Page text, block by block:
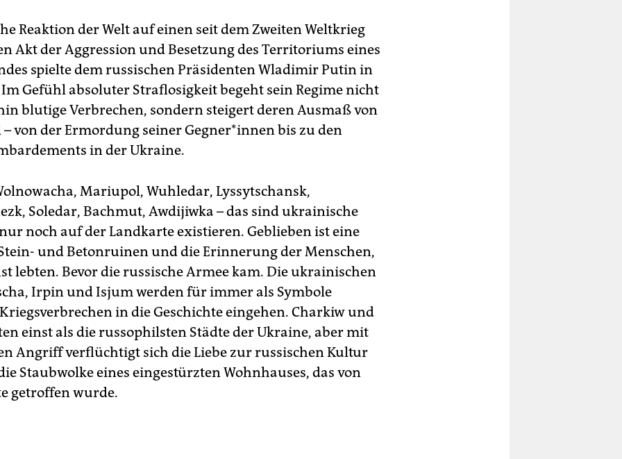
Reaktion der Welt auf einen seit dem Zweiten Weltkrieg
Akt der Aggression und Besetzung des Territoriums eines
spielte dem russischen Präsidenten Wladimir Putin in
Gefühl absoluter Straflosigkeit begeht sein Regime nicht
blutige Verbrechen, sondern steigert deren Ausmaß von
von der Ermordung seiner Geg­ne­r*in­nen bis zu den
in der Ukraine.
Mariupol, Wuhledar, Lyssytschansk,
Soledar, Bachmut, Awdijiwka – das sind ukrainische
noch auf der Landkarte existieren. Geblieben ist eine
und Betonruinen und die Erinnerung der Menschen,
lebten. Bevor die russische Armee kam. Die ukrainischen
Irpin und Isjum werden für immer als Symbole
in die Geschichte eingehen. Charkiw und
einst als die russophilsten Städte der Ukraine, aber mit
Angriff verflüchtigt sich die Liebe zur russischen Kultur
Staubwolke eines eingestürzten Wohnhauses, das von
getroffen wurde.